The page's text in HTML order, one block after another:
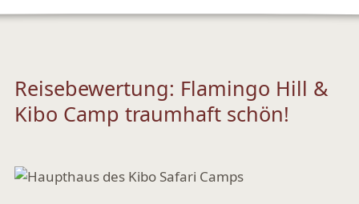
Reisebewertung: Flamingo Hill &
Kibo Camp traumhaft schön!